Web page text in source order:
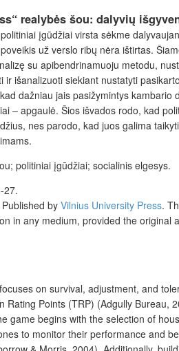
realybės šou: dalyvių
įgūdžiai virsta sėkme
už verslo ribų nėra ištirtas.
su apibendrinamuoju metodu,
išanalizuoti siekiant nustatyti
dažniau jais pasižymintys
– apgaulė. Šios išvados rodo, kad
nes parodo, kad juos galima
politiniai įgūdžiai; socialinis elgesys.
27.
by Vilnius University Press.
in any medium, provided the original
on survival, adjustment, and
Points (TRP) (Adgully
game begins with the selection of
to monitor their performance and